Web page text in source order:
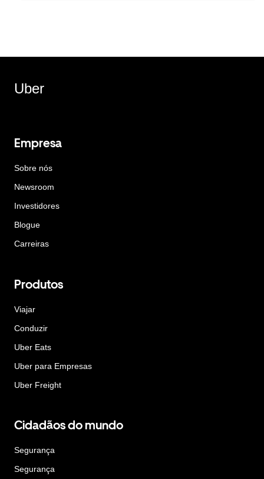
Uber
Empresa
Sobre nós
Newsroom
Investidores
Blogue
Carreiras
Produtos
Viajar
Conduzir
Uber Eats
Uber para Empresas
Uber Freight
Cidadãos do mundo
Segurança
Segurança